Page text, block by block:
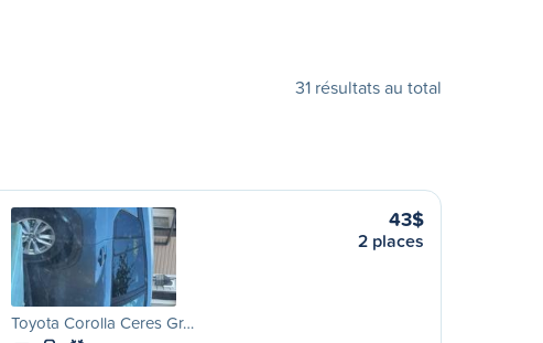
31 résultats au total
Toyota Corolla Ceres Gr…
43$
2 places